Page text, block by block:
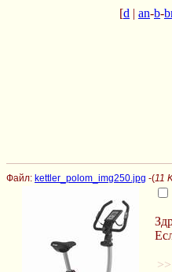
[d | an-b-
Файл: kettler_polom_img250.jpg -(11
>>